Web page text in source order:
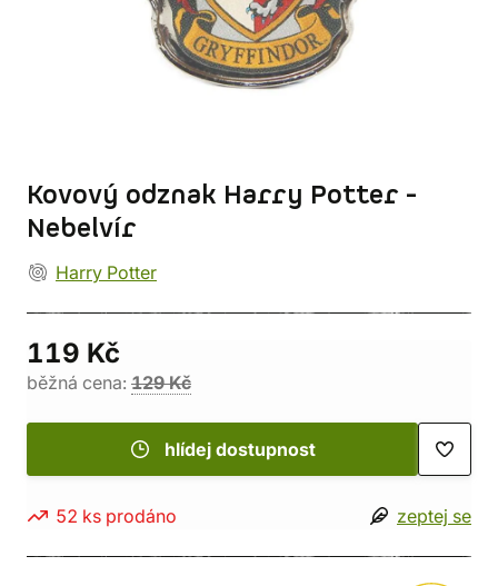
Kovový odznak Harry Potter -
Nebelvír
Harry Potter
119 Kč
běžná cena: 129 Kč
hlídej dostupnost
52 ks prodáno zeptej se